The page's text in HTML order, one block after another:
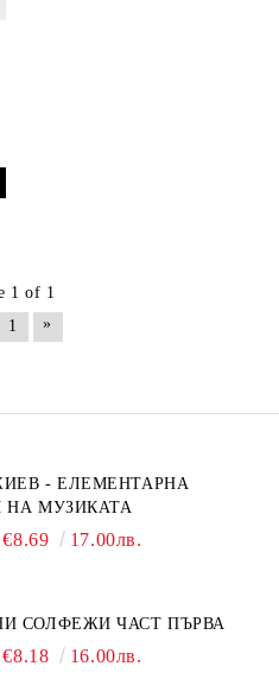
1 of 1
1 »
- ЕЛЕМЕНТАРНА
НА МУЗИКАТА
€8.69 17.00лв.
СОЛФЕЖИ ЧАСТ ПЪРВА
€8.18 16.00лв.